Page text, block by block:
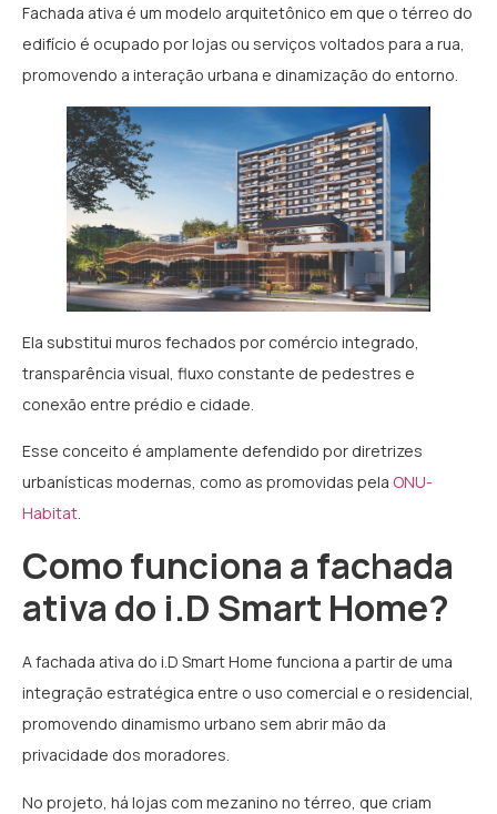
Fachada ativa é um modelo arquitetônico em que o térreo do
edifício é ocupado por lojas ou serviços voltados para a rua,
promovendo a interação urbana e dinamização do entorno.
Ela substitui muros fechados por comércio integrado,
transparência visual, fluxo constante de pedestres e
conexão entre prédio e cidade.
Esse conceito é amplamente defendido por diretrizes
urbanísticas modernas, como as promovidas pela ONU-
Habitat.
Como funciona a fachada
ativa do i.D Smart Home?
A fachada ativa do i.D Smart Home funciona a partir de uma
integração estratégica entre o uso comercial e o residencial,
promovendo dinamismo urbano sem abrir mão da
privacidade dos moradores.
No projeto, há lojas com mezanino no térreo, que criam